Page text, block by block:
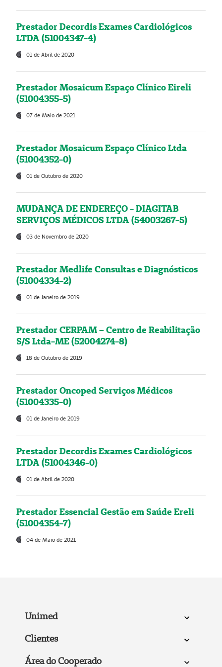
Prestador Decordis Exames Cardiológicos
LTDA (51004347-4)
01 de Abril de 2020
Prestador Mosaicum Espaço Clínico Eireli
(51004355-5)
07 de Maio de 2021
Prestador Mosaicum Espaço Clínico Ltda
(51004352-0)
01 de Outubro de 2020
MUDANÇA DE ENDEREÇO - DIAGITAB
SERVIÇOS MÉDICOS LTDA (54003267-5)
03 de Novembro de 2020
Prestador Medlife Consultas e Diagnósticos
(51004334-2)
01 de Janeiro de 2019
Prestador CERPAM – Centro de Reabilitação
S/S Ltda-ME (52004274-8)
18 de Outubro de 2019
Prestador Oncoped Serviços Médicos
(51004335-0)
01 de Janeiro de 2019
Prestador Decordis Exames Cardiológicos
LTDA (51004346-0)
01 de Abril de 2020
Prestador Essencial Gestão em Saúde Ereli
(51004354-7)
04 de Maio de 2021
Unimed
Clientes
Área do Cooperado